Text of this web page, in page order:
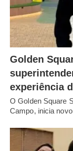
Golden
experiência
O Golden Square
Campo, inicia